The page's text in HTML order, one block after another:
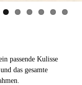
passende Kulisse
das gesamte